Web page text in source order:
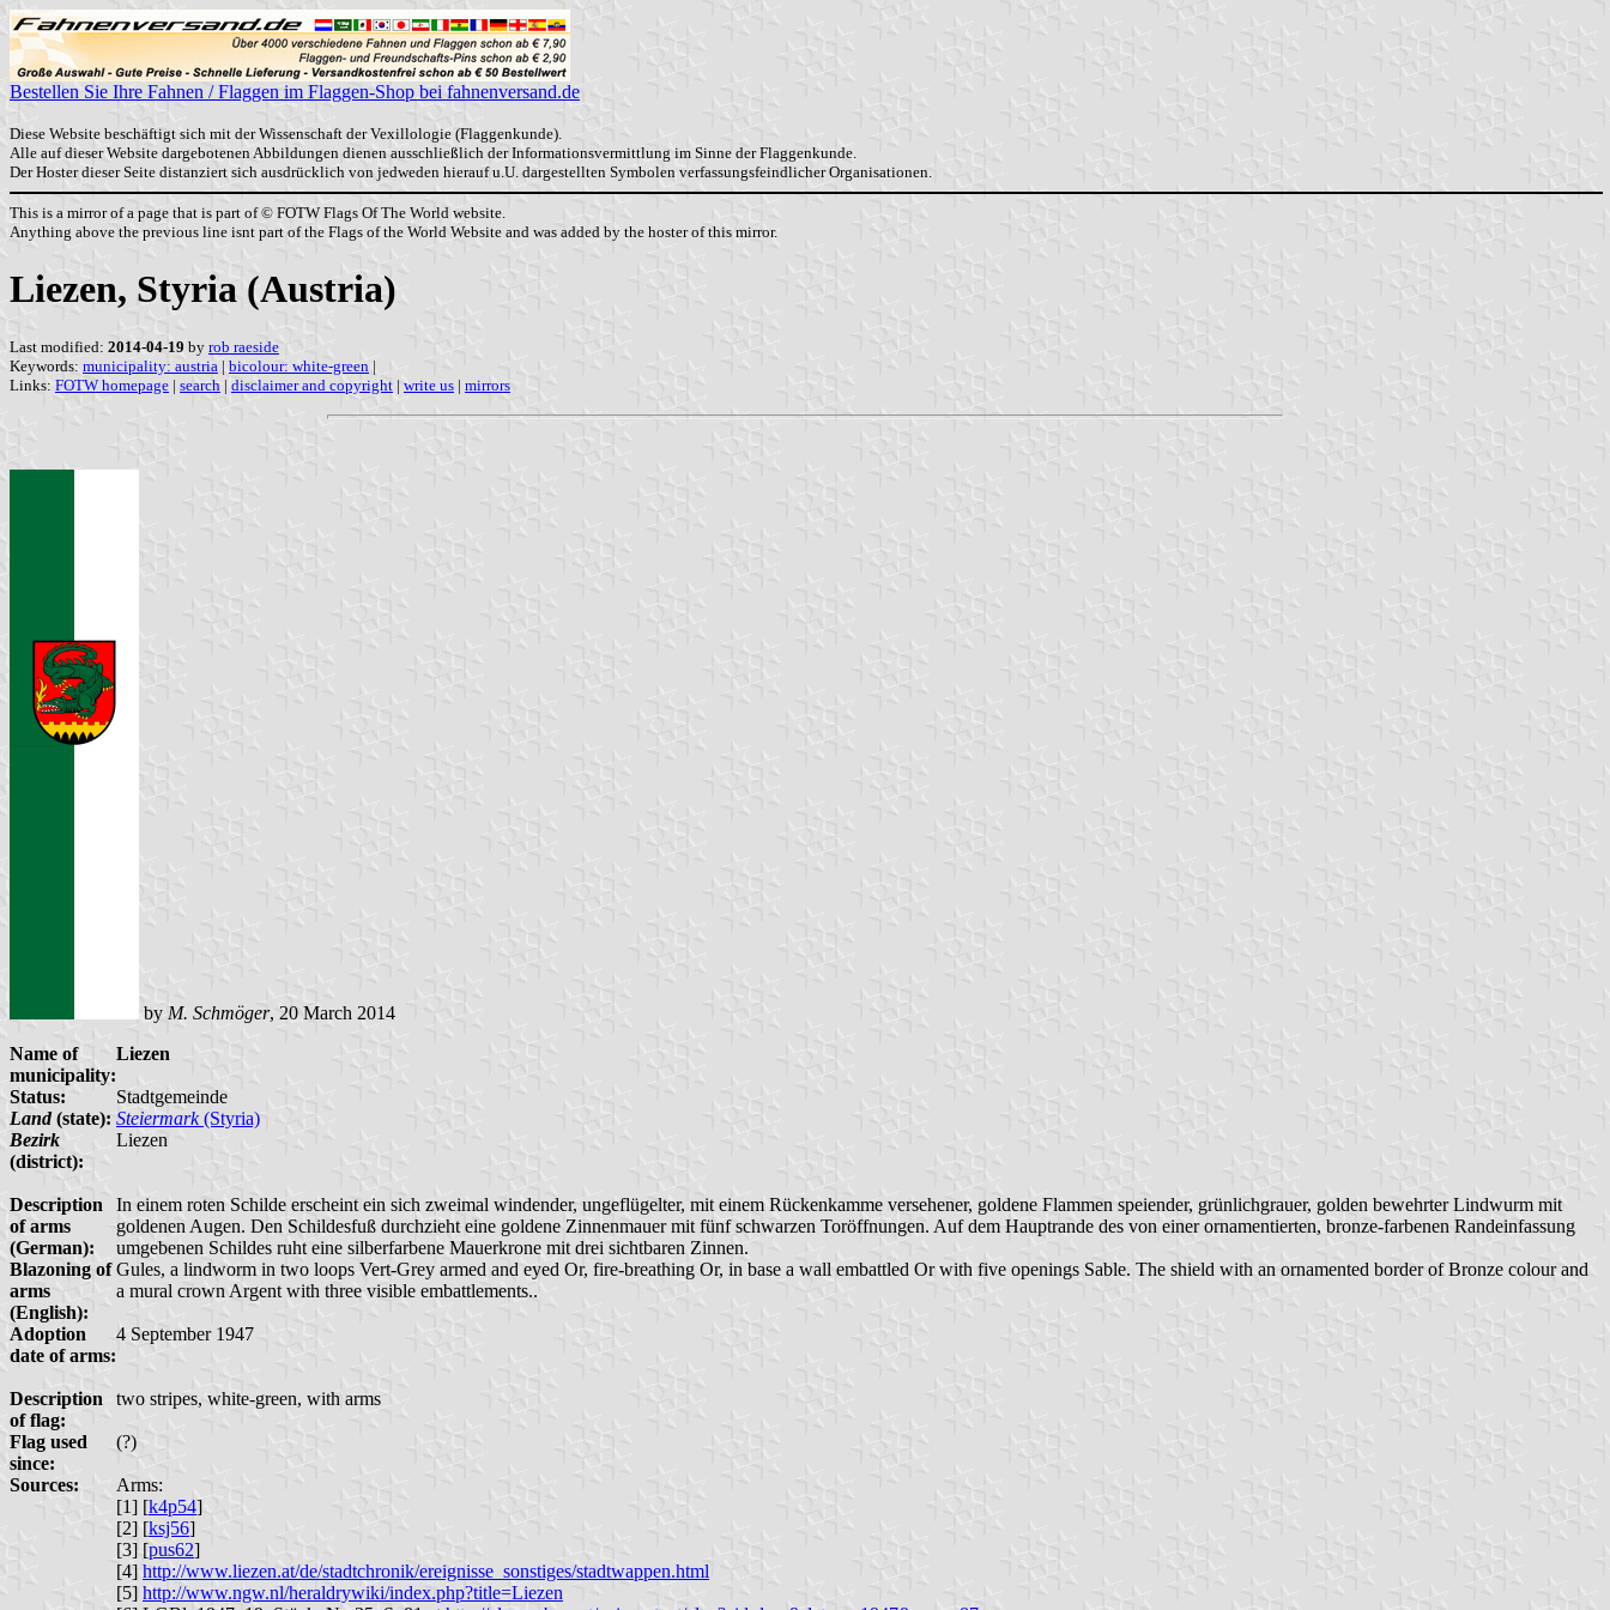
Bestellen Sie Ihre Fahnen / Flaggen im Flaggen-Shop bei fahnenversand.de
Diese Website beschäftigt sich mit der Wissenschaft der Vexillologie (Flaggenkunde).
Alle auf dieser Website dargebotenen Abbildungen dienen ausschließlich der Informationsvermittlung im Sinne der Flaggenkunde.
Der Hoster dieser Seite distanziert sich ausdrücklich von jedweden hierauf u.U. dargestellten Symbolen verfassungsfeindlicher Organisationen.
This is a mirror of a page that is part of © FOTW Flags Of The World website.
Anything above the previous line isnt part of the Flags of the World Website and was added by the hoster of this mirror.
Liezen, Styria (Austria)
Last modified: 2014-04-19 by rob raeside
Keywords: municipality: austria | bicolour: white-green |
Links: FOTW homepage | search | disclaimer and copyright | write us | mirrors
by M. Schmöger, 20 March 2014
Name of
municipality:
Liezen
Status:
Stadtgemeinde
Land(state): Steiermark(Styria)
Bezirk
(district):
Liezen
Description
of arms
(German):
In einem roten Schilde erscheint ein sich zweimal windender, ungeflügelter, mit einem Rückenkamme versehener, goldene Flammen speiender, grünlichgrauer, golden bewehrter Lindwurm mit
goldenen Augen. Den Schildesfuß durchzieht eine goldene Zinnenmauer mit fünf schwarzen Toröffnungen. Auf dem Hauptrande des von einer ornamentierten, bronze-farbenen Randeinfassung
umgebenen Schildes ruht eine silberfarbene Mauerkrone mit drei sichtbaren Zinnen.
Blazoning of
arms
(English):
Gules, a lindworm in two loops Vert-Grey armed and eyed Or, fire-breathing Or, in base a wall embattled Or with five openings Sable. The shield with an ornamented border of Bronze colour and
a mural crown Argent with three visible embattlements..
Adoption
date of arms:
4 September 1947
Description
of flag:
two stripes, white-green, with arms
Flag used
since:
(?)
Sources:
Arms:
[1] [k4p54]
[2] [ksj56]
[3] [pus62]
[4] http://www.liezen.at/de/stadtchronik/ereignisse_sonstiges/stadtwappen.html
[5] http://www.ngw.nl/heraldrywiki/index.php?title=Liezen